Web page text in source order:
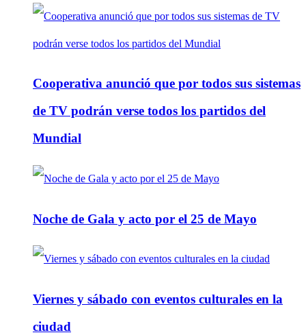
Cooperativa anunció que por todos sus sistemas
de TV podrán verse todos los partidos del
Mundial
Noche de Gala y acto por el 25 de Mayo
Viernes y sábado con eventos culturales en la
ciudad